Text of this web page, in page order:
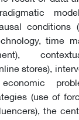
conditions
time
stores),
(use of
the